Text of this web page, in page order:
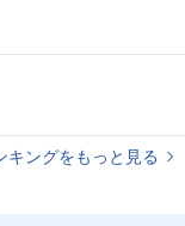
キングをもっと見る